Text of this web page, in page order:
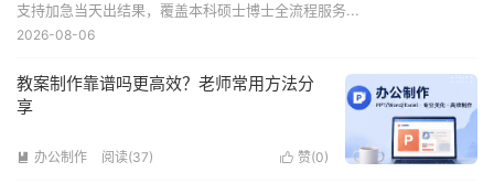
支持加急当天出结果，覆盖本科硕士博士全流程服务...
2026-08-06
教案制作靠谱吗更高效？老师常用方法分
享
 赞(0)
 办公制作 阅读(37)